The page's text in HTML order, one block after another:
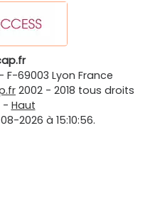
- F-69003 Lyon France
2002 - 2018 tous droits
- Haut
2026 à 15:10:56.